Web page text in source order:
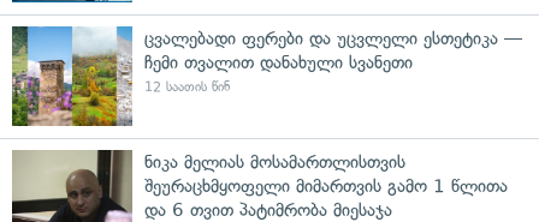
ცვალებადი ფერები და უცვლელი ესთეტიკა —
ჩემი თვალით დანახული სვანეთი
12 საათის წინ
ნიკა მელიას მოსამართლისთვის
შეურაცხმყოფელი მიმართვის გამო 1 წლითა
და 6 თვით პატიმრობა მიესაჯა